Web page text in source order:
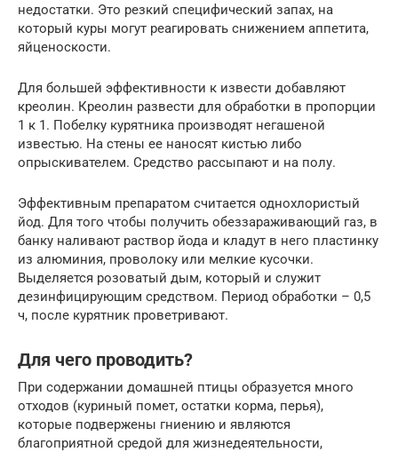
недостатки. Это резкий специфический запах, на
который куры могут реагировать снижением аппетита,
яйценоскости.
Для большей эффективности к извести добавляют
креолин. Креолин развести для обработки в пропорции
1 к 1. Побелку курятника производят негашеной
известью. На стены ее наносят кистью либо
опрыскивателем. Средство рассыпают и на полу.
Эффективным препаратом считается однохлористый
йод. Для того чтобы получить обеззараживающий газ, в
банку наливают раствор йода и кладут в него пластинку
из алюминия, проволоку или мелкие кусочки.
Выделяется розоватый дым, который и служит
дезинфицирующим средством. Период обработки – 0,5
ч, после курятник проветривают.
Для чего проводить?
При содержании домашней птицы образуется много
отходов (куриный помет, остатки корма, перья),
которые подвержены гниению и являются
благоприятной средой для жизнедеятельности,